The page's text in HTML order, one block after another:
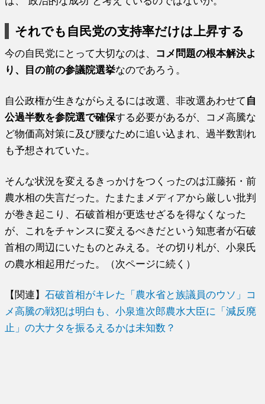
それでも自民党の支持率だけは上昇する
今の自民党にとって大切なのは、 コメ問題の根本解決よ
り、目の前の参議院選挙なのであろう。
自公政権が生きながらえるには改選、非改選あわせて 自
公過半数を参院選で確保する必要があるが、コメ高騰な
ど物価高対策に及び腰なために追い込まれ、過半数割れ
も予想されていた。
そんな状況を変えるきっかけをつくったのは江藤拓・前
農水相の失言だった。たまたまメディアから厳しい批判
が巻き起こり、石破首相が更迭せざるを得なくなった
が、これをチャンスに変えるべきだという知恵者が石破
首相の周辺にいたものとみえる。その切り札が、小泉氏
の農水相起用だった。（次ページに続く）
【関連】石破首相がキレた「農水省と族議員のウソ」コ
メ高騰の戦犯は明白も、小泉進次郎農水大臣に「減反廃
止」の大ナタを振るえるかは未知数？